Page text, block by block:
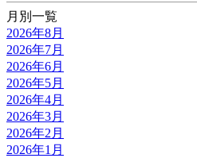
月別一覧
2026年8月
2026年7月
2026年6月
2026年5月
2026年4月
2026年3月
2026年2月
2026年1月